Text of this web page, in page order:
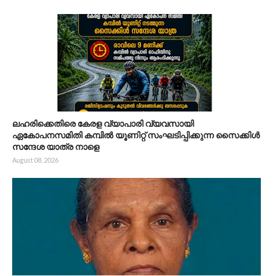
ലഹരിക്കെതിരെ കേരള വ്യാപാരി വ്യവസായി
ഏകോപനസമിതി കമ്പിൽ യൂണിറ്റ് സംഘടിപ്പിക്കുന്ന സൈക്കിൾ
സന്ദേശ യാത്ര നാളെ
August 08, 2026